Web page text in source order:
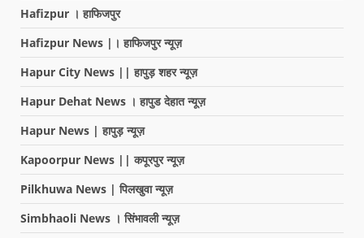
Hafizpur । हाफिजपुर
Hafizpur News |। हाफिजपुर न्यूज़
Hapur City News || हापुड़ शहर न्यूज़
Hapur Dehat News । हापुड देहात न्यूज़
Hapur News | हापुड़ न्यूज़
Kapoorpur News || कपूरपुर न्यूज़
Pilkhuwa News | पिलखुवा न्यूज़
Simbhaoli News । सिंभावली न्यूज़